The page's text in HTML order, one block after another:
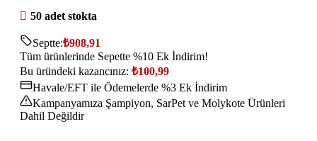
50 adet stokta
Septte:₺908,91
Tüm ürünlerinde Sepette %10 Ek İndirim!
Bu üründeki kazancınız: ₺100,99
Havale/EFT ile Ödemelerde %3 Ek İndirim
Kampanyamıza Şampiyon, SarPet ve Molykote Ürünleri
Dahil Değildir